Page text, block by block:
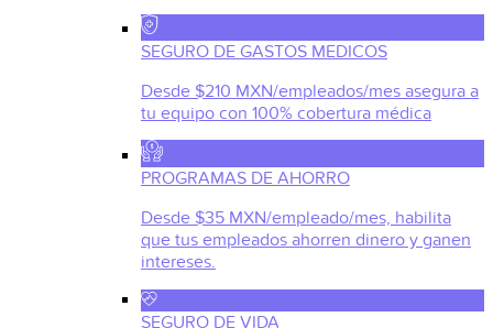
SEGURO DE GASTOS MEDICOS
Desde $210 MXN/empleados/mes asegura a
tu equipo con 100% cobertura médica
PROGRAMAS DE AHORRO
Desde $35 MXN/empleado/mes, habilita
que tus empleados ahorren dinero y ganen
intereses.
SEGURO DE VIDA